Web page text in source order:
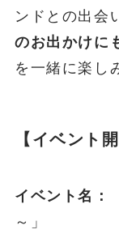
ンドとの出会
のお出かけに
を一緒に楽し
【イベント
イベント名：
～」